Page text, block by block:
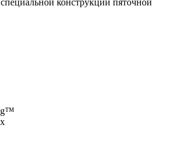
конструкции пяточной